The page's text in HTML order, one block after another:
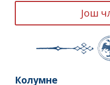
Још
Колумне